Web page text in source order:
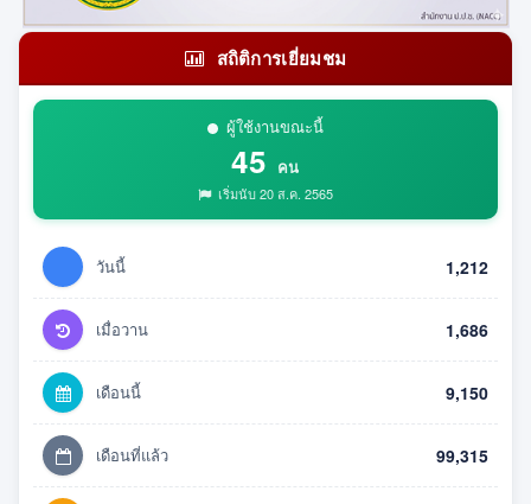
สถิติการเยี่ยมชม
ผู้ใช้งานขณะนี้
45 คน
เริ่มนับ 20 ส.ค. 2565
วันนี้ 1,212
เมื่อวาน 1,686
เดือนนี้ 9,150
เดือนที่แล้ว 99,315